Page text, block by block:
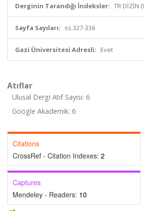
Derginin Tarandığı İndeksler: TR DİZİN
Sayfa Sayıları: ss.327-336
Gazi Üniversitesi Adresli: Evet
Atıflar
Ulusal Dergi Atıf Sayısı: 6
Google Akademik: 6
Citations
CrossRef - Citation Indexes: 2
Captures
Mendeley - Readers: 10